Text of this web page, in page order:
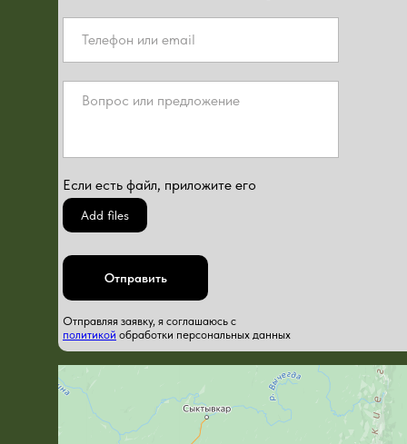
Если есть файл, приложите его
Add files
Отправить
Отправляя заявку, я соглашаюсь с
политикой обработки персональных данных